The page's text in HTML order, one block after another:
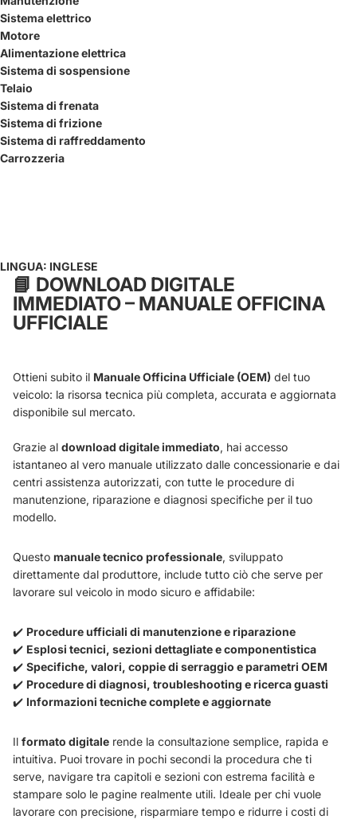
Sistema elettrico
Motore
Alimentazione elettrica
Sistema di sospensione
Telaio
Sistema di frenata
Sistema di frizione
Sistema di raffreddamento
Carrozzeria
LINGUA: INGLESE
📘 DOWNLOAD DIGITALE
IMMEDIATO – MANUALE OFFICINA
UFFICIALE
Ottieni subito il Manuale Officina Ufficiale (OEM) del tuo
veicolo: la risorsa tecnica più completa, accurata e aggiornata
disponibile sul mercato.
Grazie al download digitale immediato, hai accesso
istantaneo al vero manuale utilizzato dalle concessionarie e dai
centri assistenza autorizzati, con tutte le procedure di
manutenzione, riparazione e diagnosi specifiche per il tuo
modello.
Questo manuale tecnico professionale, sviluppato
direttamente dal produttore, include tutto ciò che serve per
lavorare sul veicolo in modo sicuro e affidabile:
✔️ Procedure ufficiali di manutenzione e riparazione
✔️ Esplosi tecnici, sezioni dettagliate e componentistica
✔️ Specifiche, valori, coppie di serraggio e parametri OEM
✔️ Procedure di diagnosi, troubleshooting e ricerca guasti
✔️ Informazioni tecniche complete e aggiornate
Il formato digitale rende la consultazione semplice, rapida e
intuitiva. Puoi trovare in pochi secondi la procedura che ti
serve, navigare tra capitoli e sezioni con estrema facilità e
stampare solo le pagine realmente utili. Ideale per chi vuole
lavorare con precisione, risparmiare tempo e ridurre i costi di